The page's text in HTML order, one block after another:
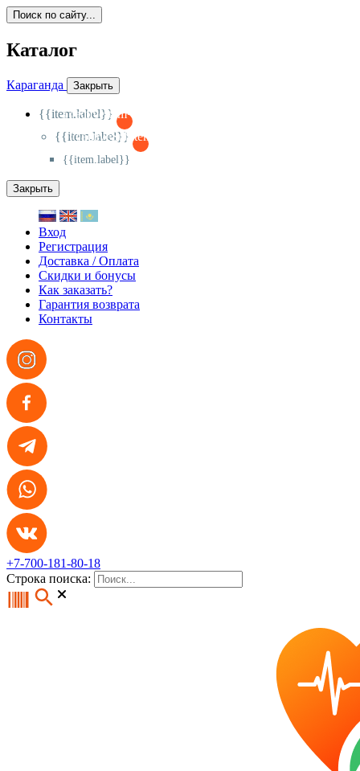
Поиск по сайту...
Каталог
Караганда Закрыть
{{item.label}}
{{activeItem==item.id?'-
{{item.label}}
{{activeSubitem==item.id?'-
{{item.label}}
Закрыть
Вход
Регистрация
Доставка / Оплата
Скидки и бонусы
Как заказать?
Гарантия возврата
Контакты
+7-700-181-80-18
Строка поиска: